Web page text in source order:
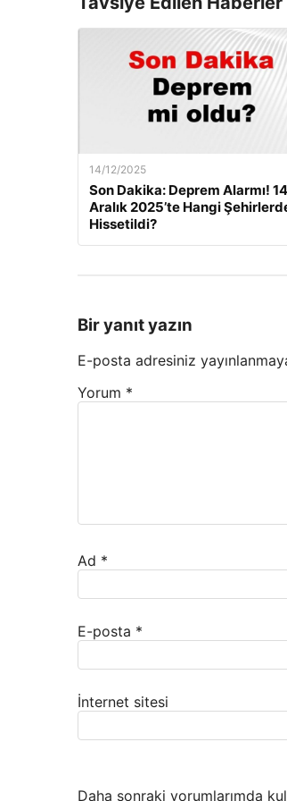
14/12/2025
Son Dakika: Deprem Alarmı! 14
Aralık 2025’te Hangi
Hissetildi?
Bir yanıt yazın
E-posta adresiniz
Yorum *
Ad *
E-posta *
İnternet sitesi
Daha sonraki yorumlarımda